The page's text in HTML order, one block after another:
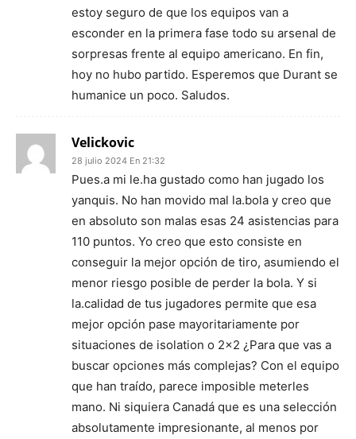
estoy seguro de que los equipos van a
esconder en la primera fase todo su arsenal de
sorpresas frente al equipo americano. En fin,
hoy no hubo partido. Esperemos que Durant se
humanice un poco. Saludos.
Velickovic
28 julio 2024 En 21:32
Pues.a mi le.ha gustado como han jugado los
yanquis. No han movido mal la.bola y creo que
en absoluto son malas esas 24 asistencias para
110 puntos. Yo creo que esto consiste en
conseguir la mejor opción de tiro, asumiendo el
menor riesgo posible de perder la bola. Y si
la.calidad de tus jugadores permite que esa
mejor opción pase mayoritariamente por
situaciones de isolation o 2×2 ¿Para que vas a
buscar opciones más complejas? Con el equipo
que han traído, parece imposible meterles
mano. Ni siquiera Canadá que es una selección
absolutamente impresionante, al menos por